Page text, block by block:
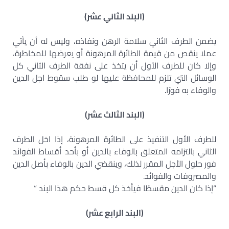
(البند الثاني عشر)
يضمن الطرف الثاني سلامة الرهن ونفاذه، وليس له أن يأتي
عملا ينقص من قيمة الطائرة المرهونة أو يعرضها للمخاطرة،
وإلا كان للطرف الأول أن يتخذ على نفقة الطرف الثاني كل
الوسائل التي تلزم للمحافظة عليها لو طلب سقوط اجل الدين
والوفاء به فورًا.
(البند الثالث عشر)
للطرف الأول التنفيذ على الطائرة المرهونة، إذا اخل الطرف
الثاني بالتزامه المتعلق بالوفاء بالدين أو بأحد أقساط الفوائد
فور حلول الأجل المقرر لذلك، وينقضي الدين بالوفاء بأصل الدين
والمصروفات والفوائد.
“إذا كان الدين مقسطًا فيأخذ كل قسط حكم هذا البند “
(البند الرابع عشر)